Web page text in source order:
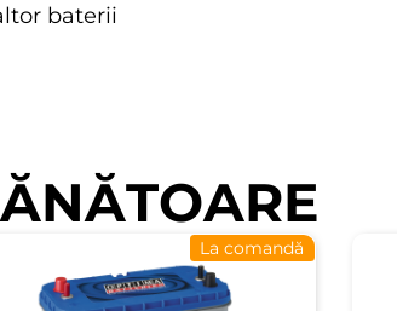
baterii
La comandă